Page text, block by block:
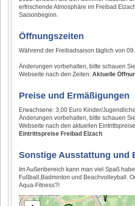
erfrischende Atmosphäre im Freibad
Saisonbeginn.
Öffnungszeiten
Während der Freibadsaison täglich von
Änderungen vorbehalten, bitte schauen
Webseite nach den Zeiten:Aktuelle
Preise und Ermäßigungen
Erwachsene: 3,00 Euro Kinder/
Änderungen vorbehalten, bitte schauen
Webseite nach den aktuellen
Eintrittspreise Freibad Elzach
Sonstige Ausstattung und
Im Außenbereich kann man viel Spaß
Fußball,Badminton und Beachvolleyball.
Aqua-Fitness?!